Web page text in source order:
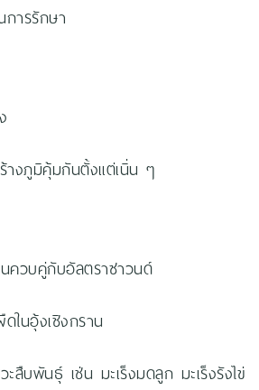
การรักษา
างภูมิคุ้มกันตั้งแต่เนิ่น ๆ
ควบคู่กับอัลตราซาวนด์
ในอุ้งเชิงกราน
สืบพันธุ์ เช่น มะเร็งมดลูก มะเร็งรังไข่